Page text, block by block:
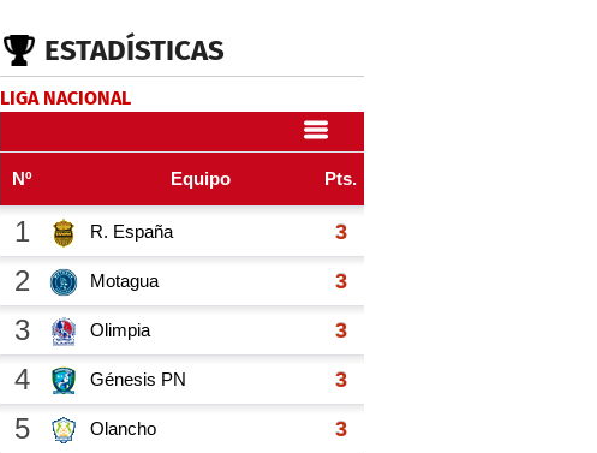
ESTADÍSTICAS
LIGA NACIONAL